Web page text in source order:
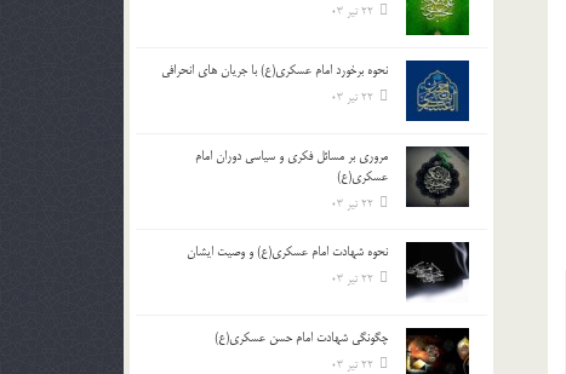
22 تیر 03
نحوه برخورد امام عسکری(ع) با جریان های انحرافی
22 تیر 03
مروری بر مسائل فکری و سیاسی دوران امام
عسکری(ع)
22 تیر 03
نحوه شهادت امام عسکری(ع) و وصیت ایشان
22 تیر 03
چگونگی شهادت امام حسن عسکری(ع)
22 تیر 03